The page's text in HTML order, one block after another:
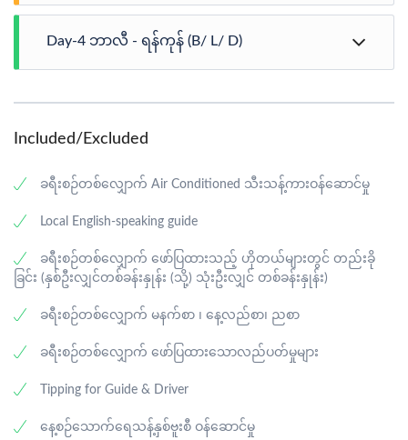
သို့သွားရောက်လည်ပတ်ပါမည်။နေ့လည်စာကို ဒေသခံ
စားသောက်ဆိုင်တွင် သုံးဆောင်ပြီးနောက် Crystal
Bayကမ်းခြေ သို့ သွားရောက်လည်ပတ်ပြီး Bali သို့ လှေဖြင့်
ပြန်လည်ထွက်ခွာပါမည်။ ညစာကို ဒေသခံစားသောက်ဆိုင်
ဘုရားကျောင်းသို့ သွားရောက်လည်ပတ်ပြီး အမှတ်တရ
Temple သို့ သွားရောက်လည်ပတ်ပြီး နောက် Pelaga Eco
သုံးဆောင်ပြီးနောက် ဟိုတယ်တွင် တစ်ညတာအိပ်စက်
အနားယူပါမည်။
Day-4 ဘာလီ - ရန်ကုန် (B/ L/ D)
နှင့် စိမ်းလန်းသော တောတောင်များရှိသော ဘာလီ
နောက် Hotel မှ Check Out ထွက်ပါမည်။ထို့နောက် Ulun
နေ့လည်စာကို ဒေသစားသောက်ဆိုင် တွင် သုံးဆောင်ပါမည်။
သွားရောက်၍မိမိတို့ကိုယ်ပိုင်စိတ်ကြိုက်ဈေးဝယ်ထွက်ပါ
ဆောငိကြပြီးနောက် လေဆိပ်သို့ထွက်ခွာပါမည်။ လေဆိပ်သို့
ရောက်ရှိသောအခါ သတ်မှတ်ထားသောလေကြောင်းလိုင်း
ဖြစ်ပါသည်။
Included/Excluded
ခရီးစဉ်တစ်လျှောက် Air Conditioned သီးသန့်ကားဝန်ဆောင်မှု
Local English-speaking guide
ခရီးစဉ်တစ်လျှောက် ဖော်ပြထားသည့် ဟိုတယ်များတွင် တည်းခို
ခြင်း (နှစ်ဦးလျှင်တစ်ခန်းနှုန်း (သို့) သုံးဦးလျှင် တစ်ခန်းနှုန်း)
ခရီးစဉ်တစ်လျှောက် မနက်စာ ၊ နေ့လည်စာ၊ ညစာ
ခရီးစဉ်တစ်လျှောက် ဖော်ပြထားသောလည်ပတ်မှုများ
Tipping for Guide & Driver
နေ့စဉ်သောက်ရေသန့်နှစ်ဗူးစီ ဝန်ဆောင်မှု